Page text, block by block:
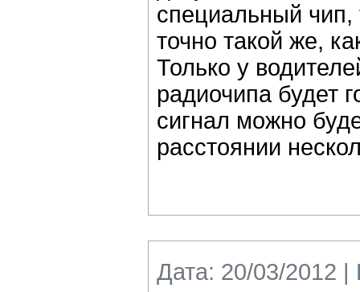
специальный чип,
точно такой же,
Только у
радиочипа будет
сигнал можно
расстоянии
Дата: 20/03/2012 |